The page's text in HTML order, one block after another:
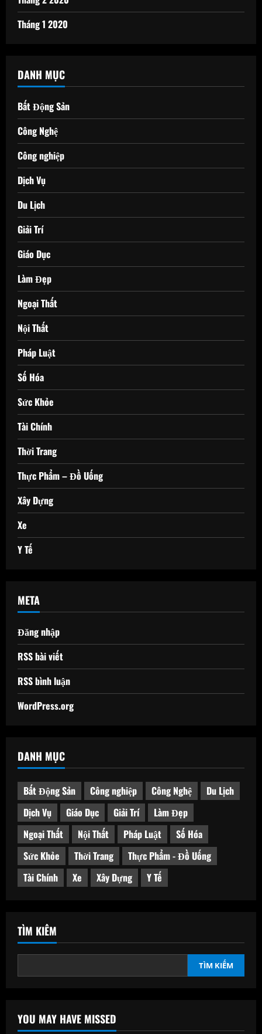
Tháng 1 2020
DANH MỤC
Bất Động Sản
Công Nghệ
Công nghiệp
Dịch Vụ
Du Lịch
Giải Trí
Giáo Dục
Làm Đẹp
Ngoại Thất
Nội Thất
Pháp Luật
Số Hóa
Sức Khỏe
Tài Chính
Thời Trang
Thực Phẩm – Đồ Uống
Xây Dựng
Xe
Y Tế
META
Đăng nhập
RSS bài viết
RSS bình luận
WordPress.org
DANH MỤC
Bất Động Sản Công nghiệp Công Nghệ
Du Lịch
Dịch Vụ
Giáo Dục Giải Trí
Làm Đẹp
Ngoại Thất
Nội Thất Pháp Luật
Số Hóa
Sức Khỏe
Thời Trang
Thực Phẩm - Đồ Uống
Tài Chính
Xe Xây Dựng Y Tế
TÌM KIẾM
TÌM KIẾM
YOU MAY HAVE MISSED